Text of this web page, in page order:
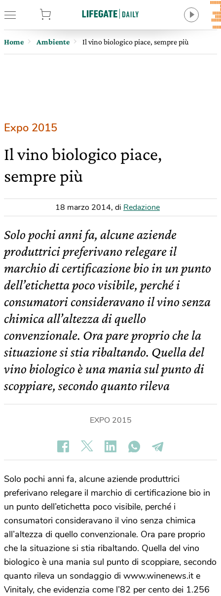
Home Ambiente Il vino biologico piace, sempre più
Expo 2015
Il vino biologico piace,
sempre più
18 marzo 2014, di Redazione
Solo pochi anni fa, alcune aziende
produttrici preferivano relegare il
marchio di certificazione bio in un punto
dell’etichetta poco visibile, perché i
consumatori consideravano il vino senza
chimica all’altezza di quello
convenzionale. Ora pare proprio che la
situazione si stia ribaltando. Quella del
vino biologico è una mania sul punto di
scoppiare, secondo quanto rileva
EXPO 2015
Solo pochi anni fa, alcune aziende produttrici
preferivano relegare il marchio di certificazione bio in
un punto dell’etichetta poco visibile, perché i
consumatori consideravano il vino senza chimica
all’altezza di quello convenzionale. Ora pare proprio
che la situazione si stia ribaltando. Quella del vino
biologico è una mania sul punto di scoppiare, secondo
quanto rileva un sondaggio di www.winenews.it e
Vinitaly, che evidenzia come l’82 per cento dei 1.256